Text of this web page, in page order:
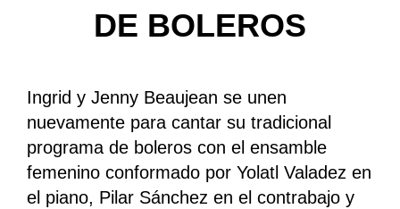
DE BOLEROS
Ingrid y Jenny Beaujean se unen
nuevamente para cantar su tradicional
programa de boleros con el ensamble
femenino conformado por Yolatl Valadez en
el piano, Pilar Sánchez en el contrabajo y